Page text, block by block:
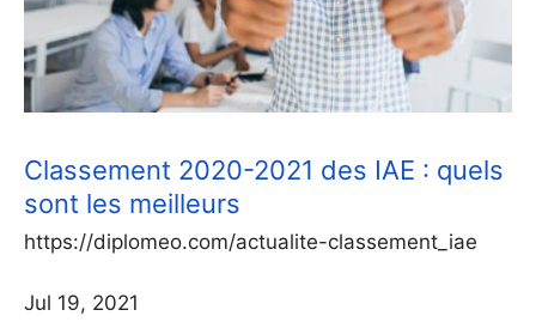
Classement 2020-2021 des IAE : quels
sont les meilleurs
https://diplomeo.com/actualite-classement_iae
Jul 19, 2021